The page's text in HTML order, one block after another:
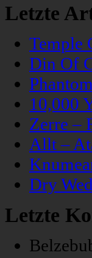
Letzte
Temple
Din Of
10,000
Zerre –
Allt –
Dry
Letzte